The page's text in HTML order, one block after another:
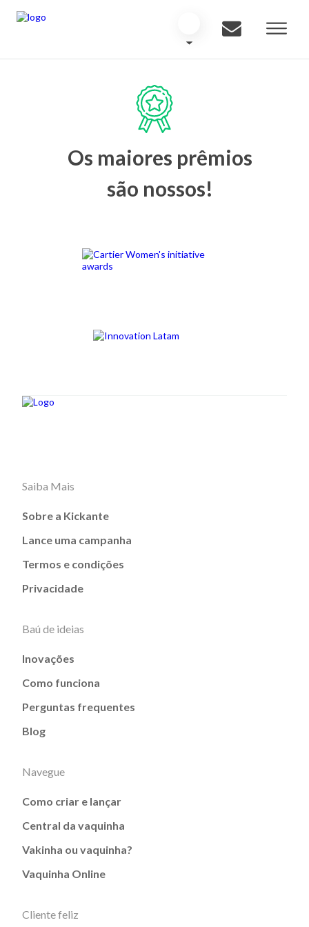
Os maiores prêmios
são nossos!
Saiba Mais
Sobre a Kickante
Lance uma campanha
Termos e condições
Privacidade
Baú de ideias
Inovações
Como funciona
Perguntas frequentes
Blog
Navegue
Como criar e lançar
Central da vaquinha
Vakinha ou vaquinha?
Vaquinha Online
Cliente feliz